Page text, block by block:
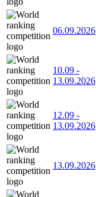
06.09.2026
10.09 -
13.09.2026
12.09 -
13.09.2026
13.09.2026